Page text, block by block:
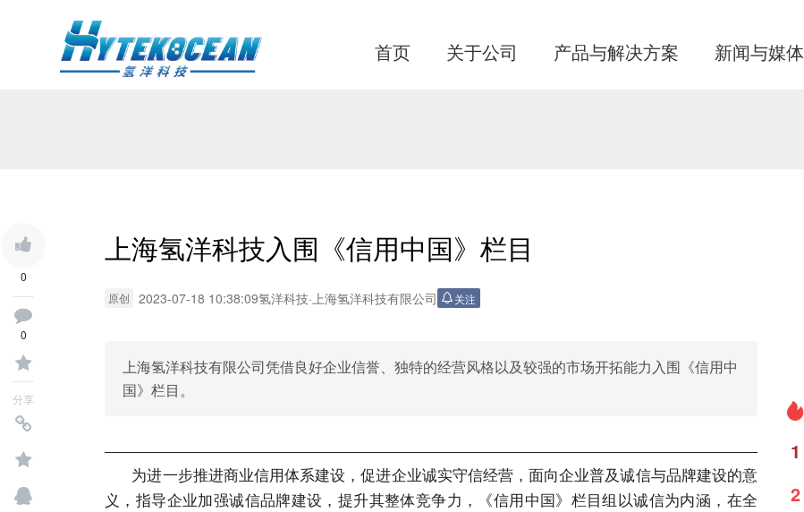
首页 关于公司 产品与解决方案 新闻与媒体
0
0
分享
上海氢洋科技入围《信用中国》栏目
原创 2023-07-18 10:38:09氢洋科技·上海氢洋科技有限公司 关注
上海氢洋科技有限公司凭借良好企业信誉、独特的经营风格以及较强的市场开拓能力入围《信用中
国》栏目。
为进一步推进商业信用体系建设，促进企业诚实守信经营，面向企业普及诚信与品牌建设的意
义，指导企业加强诚信品牌建设，提升其整体竞争力，《信用中国》栏目组以诚信为内涵，在全
1
2